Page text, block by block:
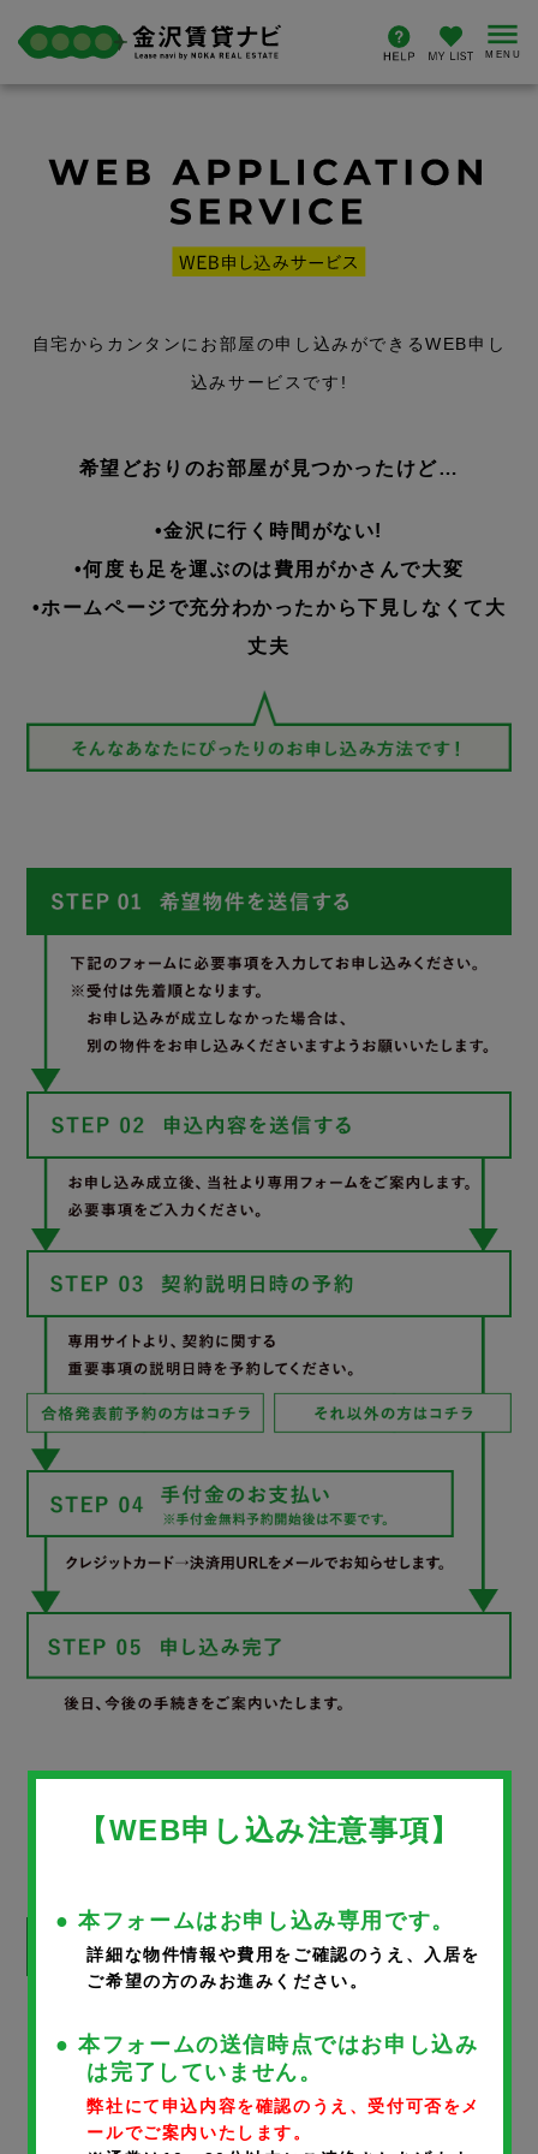
自宅からカンタンにお部屋の申し込みができるWEB申し
込みサービスです!
希望どおりのお部屋が見つかったけど…
•金沢に行く時間がない!
•何度も足を運ぶのは費用がかさんで大変
•ホームページで充分わかったから下見しなくて大
丈夫
WEB申し込みフォーム
物件名
サンフラワー
【WEB申し込み注意事項】
● 本フォームはお申し込み専用です。
詳細な物件情報や費用をご確認のうえ、入居を
ご希望の方のみお進みください。
● 本フォームの送信時点ではお申し込み
は完了していません。
弊社にて申込内容を確認のうえ、受付可否をメ
ールでご案内いたします。